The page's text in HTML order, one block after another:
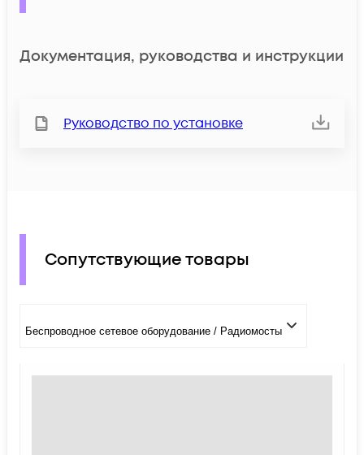
Документация, руководства и инструкции
Руководство по установке
Сопутствующие товары
Беспроводное сетевое оборудование / Радиомосты